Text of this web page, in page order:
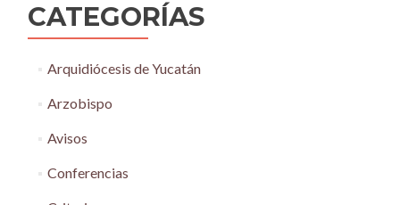
CATEGORÍAS
Arquidiócesis de Yucatán
Arzobispo
Avisos
Conferencias